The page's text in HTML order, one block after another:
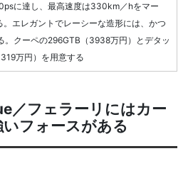
に達し、最高速度は330km／hをマー
エレガントでレーシーな造形には、かつ
。クーペの296GTB（3938万円）とデタッ
万円）を用意する
／フェラーリにはカー
フォースがある